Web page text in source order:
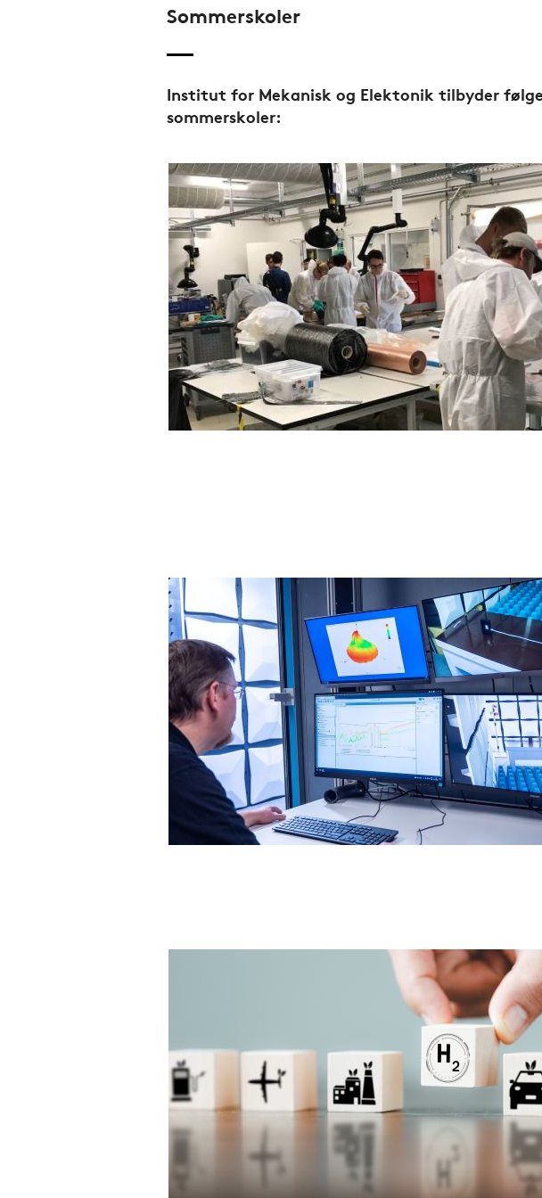
Sommerskoler
Institut for Mekanisk og Elektonik tilbyder
sommerskoler: